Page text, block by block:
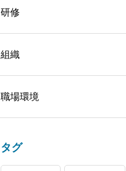
研修
組織
職場環境
タグ